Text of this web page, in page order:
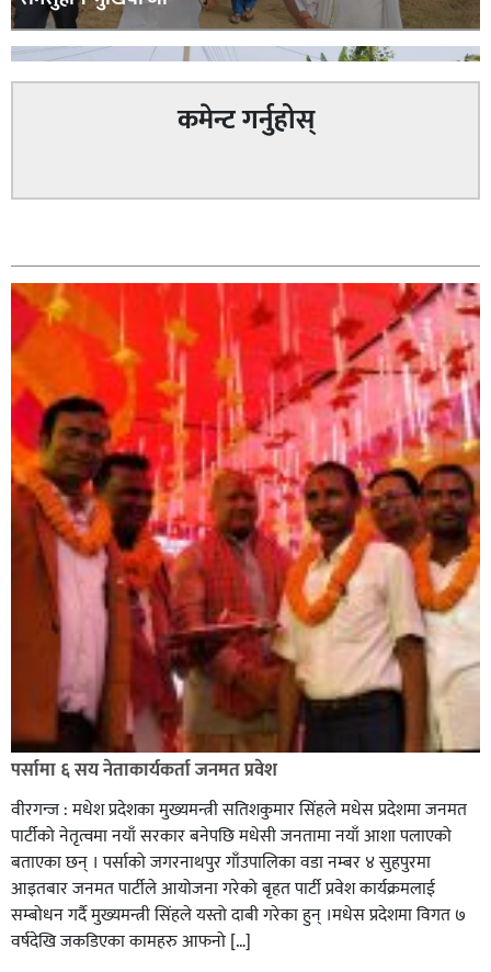
सिराहा-२ मा संजय यादव भिड्ने !
रक्तदान सेवामा जिल्लामै दोस्रो स्थान ल्याएकोमा जनमत नेताद्वय
रेडक्रस सिराहा द्वारा सम्मानित
कमेन्ट गर्नुहोस्
पर्सामा ६ सय नेताकार्यकर्ता जनमत प्रवेश
वीरगन्ज : मधेश प्रदेशका मुख्यमन्त्री सतिशकुमार सिंहले मधेस प्रदेशमा जनमत
पार्टीको नेतृत्वमा नयाँ सरकार बनेपछि मधेसी जनतामा नयाँ आशा पलाएको
बताएका छन् । पर्साको जगरनाथपुर गाँउपालिका वडा नम्बर ४ सुहपुरमा
आइतबार जनमत पार्टीले आयोजना गरेको बृहत पार्टी प्रवेश कार्यक्रमलाई
सम्बोधन गर्दै मुख्यमन्त्री सिंहले यस्तो दाबी गरेका हुन् ।मधेस प्रदेशमा विगत ७
वर्षदेखि जकडिएका कामहरु आफनो […]